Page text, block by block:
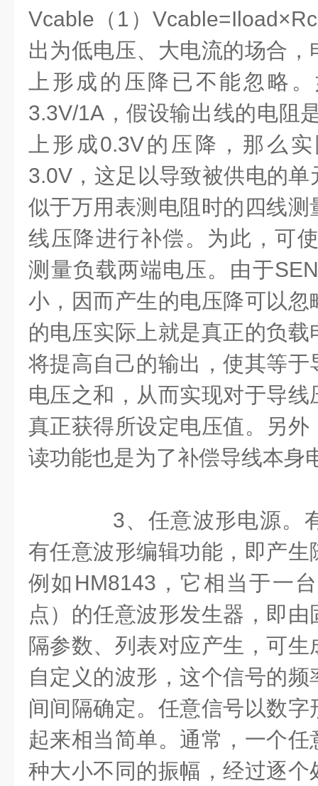
Vcable（1）
出为低电压、大电流的场合
上形成的压降已不能忽略
3.3V/1A，假设输出线的电阻
上形成0.3V的压降，那么
3.0V，这足以导致被供电的
似于万用表测电阻时的四线
线压降进行补偿。为此，可
测量负载两端电压。由于
小，因而产生的电压降可以
的电压实际上就是真正的负
将提高自己的输出，使其等
电压之和，从而实现对于导
真正获得所设定电压值。另
读功能也是为了补偿导线本身
3、任意波形电源。
有任意波形编辑功能，即产
例如HM8143，它相当于一
点）的任意波形发生器，即
隔参数、列表对应产生，可
自定义的波形，这个信号的
间间隔确定。任意信号以数
起来相当简单。通常，一个
种大小不同的振幅，经过逐